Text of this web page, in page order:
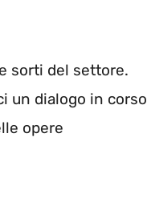
sorti del settore.
un dialogo in corso
opere